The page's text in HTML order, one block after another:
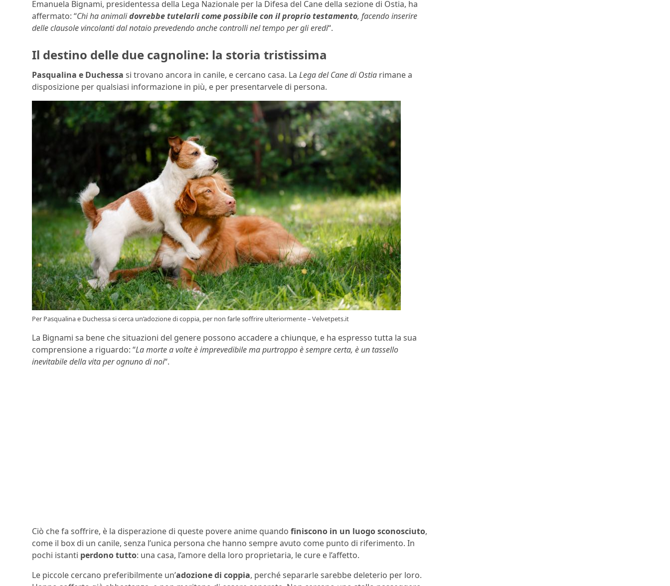
Emanuela Bignami, presidentessa della Lega Nazionale per la Difesa del Cane della sezione di Ostia, ha
affermato: “Chi ha animalidovrebbe tutelarli come possibile con il proprio testamento, facendo inserire
delle clausole vincolanti dal notaio prevedendo anche controlli nel tempo per gli eredi“.
Il destino delle due cagnoline: la storia tristissima
Pasqualina e Duchessa si trovano ancora in canile, e cercano casa. La Lega del Cane di Ostia rimane a
disposizione per qualsiasi informazione in più, e per presentarvele di persona.
Per Pasqualina e Duchessa si cerca un’adozione di coppia, per non farle soffrire ulteriormente – Velvetpets.it
La Bignami sa bene che situazioni del genere possono accadere a chiunque, e ha espresso tutta la sua
comprensione a riguardo: “La morte a volte è imprevedibile ma purtroppo è sempre certa, è un tassello
inevitabile della vita per ognuno di noi“.
Ciò che fa soffrire, è la disperazione di queste povere anime quando finiscono in un luogo sconosciuto,
come il box di un canile, senza l’unica persona che hanno sempre avuto come punto di riferimento. In
pochi istanti perdono tutto: una casa, l’amore della loro proprietaria, le cure e l’affetto.
Le piccole cercano preferibilmente un’adozione di coppia, perché separarle sarebbe deleterio per loro.